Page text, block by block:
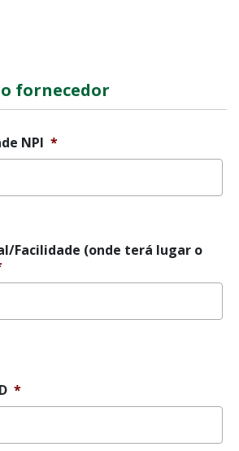
fornecedor
NPI *
Facilidade (onde terá lugar o
*